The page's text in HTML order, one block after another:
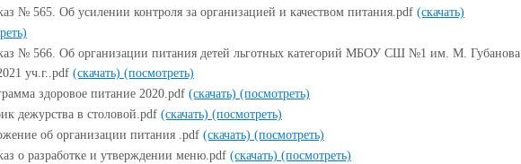
№ 565. Об усилении контроля за организацией и качеством питания.pdf (скачать)
№ 566. Об организации питания детей льготных категорий МБОУ СШ №1 им. М. Губанова
уч.г..pdf (скачать) (посмотреть)
здоровое питание 2020.pdf (скачать) (посмотреть)
дежурства в столовой.pdf (скачать) (посмотреть)
об организации питания .pdf (скачать) (посмотреть)
о разработке и утверждении меню.pdf (скачать) (посмотреть)